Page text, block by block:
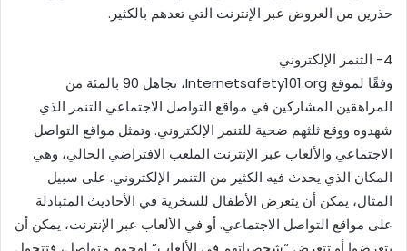
حذرين من العروض عبر الإنترنت التي تعدهم بالكثير.
4- التنمر الإلكتروني
وفقًا لموقع Internetsafety101.org، تجاهل 90 بالمئة من
المراهقين المشاركين في مواقع التواصل الاجتماعي التنمر الذي
شهدوه ووقع ثلثهم ضحية للتنمر الإلكتروني. وتمثل مواقع التواصل
الاجتماعي والألعاب عبر الإنترنت الملعب الافتراضي الحالي، وهي
المكان الذي يحدث فيه الكثير من التنمر الإلكتروني. على سبيل
المثال، يمكن أن يتعرض الأطفال للسخرية في الأحاديث المتبادلة
على مواقع التواصل الاجتماعي. أو في الألعاب عبر الإنترنت، يمكن أن